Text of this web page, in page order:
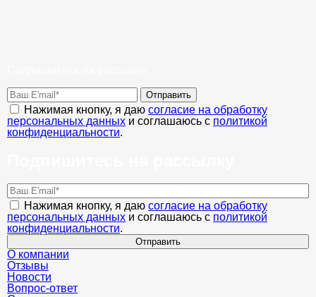
Отправить
Нажимая кнопку, я даю согласие на обработку
персональных данных и соглашаюсь с политикой
конфиденциальности.
Нажимая кнопку, я даю согласие на обработку
персональных данных и соглашаюсь с политикой
конфиденциальности.
Отправить
О компании
Отзывы
Новости
Вопрос-ответ